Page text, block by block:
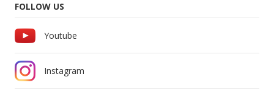
FOLLOW US
Youtube
Instagram